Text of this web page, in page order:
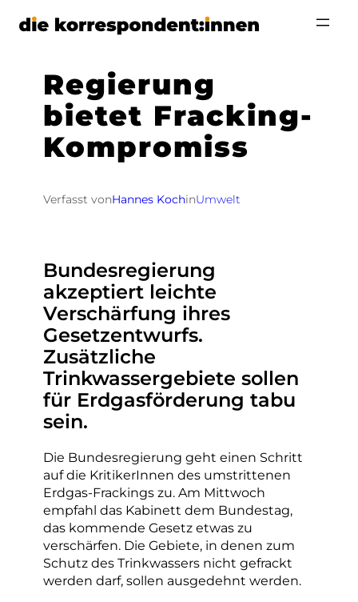
Zum
Regierung
bietet Fracking-
Kompromiss
Verfasst vonHannes KochinUmwelt
Bundesregierung
akzeptiert leichte
Verschärfung ihres
Gesetzentwurfs.
Zusätzliche
Trinkwassergebiete sollen
für Erdgasförderung tabu
sein.
Die Bundesregierung geht einen Schritt
auf die KritikerInnen des umstrittenen
Erdgas-Frackings zu. Am Mittwoch
empfahl das Kabinett dem Bundestag,
das kommende Gesetz etwas zu
verschärfen. Die Gebiete, in denen zum
Schutz des Trinkwassers nicht gefrackt
werden darf, sollen ausgedehnt werden.